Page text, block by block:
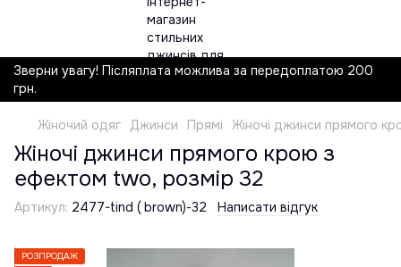
Зверни увагу! Післяплата можлива за передоплатою 200
грн.
Жіночий одяг Джинси Прямі Жіночі джинси прямого
Жіночі джинси прямого крою з
ефектом two, розмір 32
Артикул: 2477-tind ( brown)-32 Написати відгук
РОЗПРОДАЖ